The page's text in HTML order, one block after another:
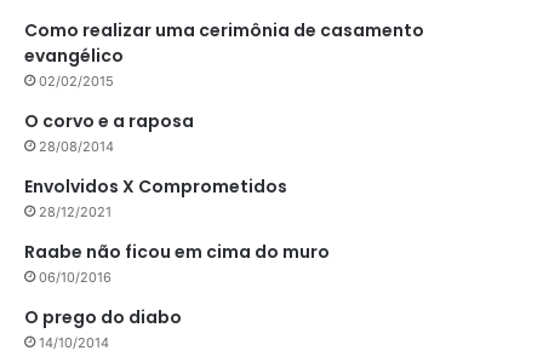
Como realizar uma cerimônia de casamento
evangélico
02/02/2015
O corvo e a raposa
28/08/2014
Envolvidos X Comprometidos
28/12/2021
Raabe não ficou em cima do muro
06/10/2016
O prego do diabo
14/10/2014